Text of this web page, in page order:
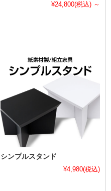
¥24,800(税込) ～
シンプルスタンド
¥4,980(税込)